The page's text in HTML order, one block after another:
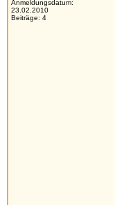
Anmeldungsdatum:
23.02.2010
Beiträge: 4